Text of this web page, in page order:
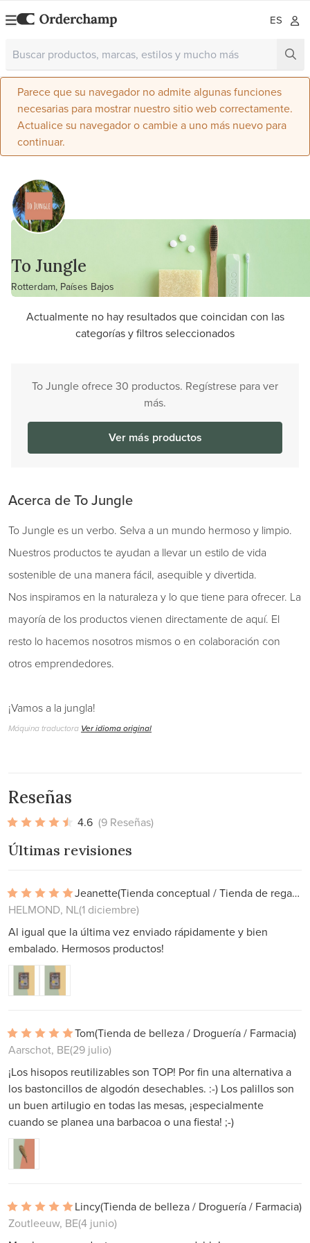
ES
Parece que su navegador no admite algunas funciones
necesarias para mostrar nuestro sitio web correctamente.
Actualice su navegador o cambie a uno más nuevo para
continuar.
To Jungle
Rotterdam, Países Bajos
Actualmente no hay resultados que coincidan con las
categorías y filtros seleccionados
To Jungle ofrece 30 productos. Regístrese para ver
más.
Ver más productos
Acerca de To Jungle
To Jungle es un verbo. Selva a un mundo hermoso y limpio.
Nuestros productos te ayudan a llevar un estilo de vida
sostenible de una manera fácil, asequible y divertida.
Nos inspiramos en la naturaleza y lo que tiene para ofrecer. La
mayoría de los productos vienen directamente de aquí. El
resto lo hacemos nosotros mismos o en colaboración con
otros emprendedores.
¡Vamos a la jungla!
Máquina traductora Ver idioma original
Reseñas
4.6 (9 Reseñas)
Últimas revisiones
Jeanette
(Tienda conceptual / Tienda de regalos)
HELMOND, NL(1 diciembre)
Al igual que la última vez enviado rápidamente y bien
embalado. Hermosos productos!
Tom(Tienda de belleza / Droguería / Farmacia)
Aarschot, BE(29 julio)
¡Los hisopos reutilizables son TOP! Por fin una alternativa a
los bastoncillos de algodón desechables. :-) Los palillos son
un buen artilugio en todas las mesas, ¡especialmente
cuando se planea una barbacoa o una fiesta! ;-)
Lincy(Tienda de belleza / Droguería / Farmacia)
Zoutleeuw, BE(4 junio)